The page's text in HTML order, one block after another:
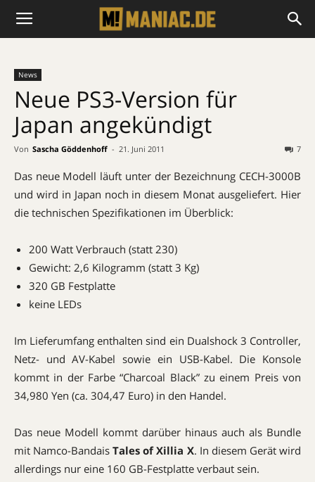
News
Neue PS3-Version für
Japan angekündigt
Von Sascha Göddenhoff - 21. Juni 2011 7
Das neue Modell läuft unter der Bezeichnung CECH-3000B
und wird in Japan noch in diesem Monat ausgeliefert. Hier
die technischen Spezifikationen im Überblick:
200 Watt Verbrauch (statt 230)
Gewicht: 2,6 Kilogramm (statt 3 Kg)
320 GB Festplatte
keine LEDs
Im Lieferumfang enthalten sind ein Dualshock 3 Controller,
Netz- und AV-Kabel sowie ein USB-Kabel. Die Konsole
kommt in der Farbe “Charcoal Black” zu einem Preis von
34,980 Yen (ca. 304,47 Euro) in den Handel.
Das neue Modell kommt darüber hinaus auch als Bundle
mit Namco-BandaisTales of Xillia X. In diesem Gerät wird
allerdings nur eine 160 GB-Festplatte verbaut sein.